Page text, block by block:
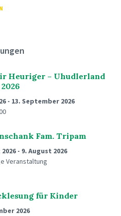
Heuriger – Uhudlerland
- 13. September 2026
Fam. Tripam
- 9. August 2026
Veranstaltung
für Kinder
2026